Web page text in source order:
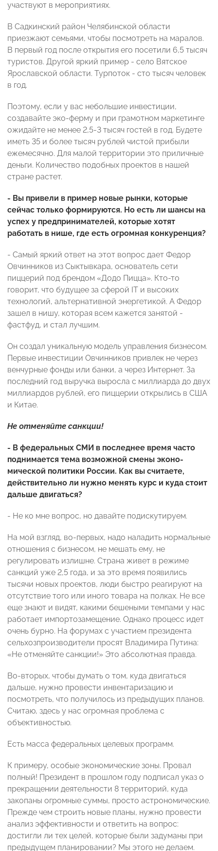
участвуют в мероприятиях.
В Садкинский район Челябинской области
приезжают семьями, чтобы посмотреть на маралов.
В первый год после открытия его посетили 6,5 тысяч
туристов. Другой яркий пример - село Вятское
Ярославской области. Турпоток - сто тысяч человек
в год.
Поэтому, если у вас небольшие инвестиции,
создавайте эко-ферму и при грамотном маркетинге
ожидайте не менее 2,5-3 тысяч гостей в год. Будете
иметь 35 и более тысяч рублей чистой прибыли
ежемесячно. Для малой территории это приличные
деньги. Количество подобных проектов в нашей
стране растет.
- Вы привели в пример новые рынки, которые
сейчас только формируются. Но есть ли шансы на
успех у предпринимателей, которые хотят
работать в нише, где есть огромная конкуренция?
- Самый яркий ответ на этот вопрос дает Федор
Овчинников из Сыктывкара, основатель сети
пиццерий под брендом «Додо Пицца». Кто-то
говорит, что будущее за сферой IT и высоких
технологий, альтернативной энергетикой. А Федор
зашел в нишу, которая всем кажется занятой -
фастфуд, и стал лучшим.
Он создал уникальную модель управления бизнесом.
Первые инвестиции Овчинников привлек не через
венчурные фонды или банки, а через Интернет. За
последний год выручка выросла с миллиарда до двух
миллиардов рублей, его пиццерии открылись в США
и Китае.
Не отменяйте санкции!
- В федеральных СМИ в последнее время часто
поднимается тема возможной смены эконо-
мической политики России. Как вы считаете,
действительно ли нужно менять курс и куда стоит
дальше двигаться?
- Не ко мне вопрос, но давайте подискутируем.
На мой взгляд, во-первых, надо наладить нормальные
отношения с бизнесом, не мешать ему, не
регулировать излишне. Страна живет в режиме
санкций уже 2,5 года, и за это время появились
тысячи новых проектов, люди быстро реагируют на
отсутствие того или иного товара на полках. Не все
еще знают и видят, какими бешеными темпами у нас
работает импортозамещение. Однако процесс идет
очень бурно. На форумах с участием президента
сельхозпроизводители просят Владимира Путина:
«Не отменяйте санкции!» Это абсолютная правда.
Во-вторых, чтобы думать о том, куда двигаться
дальше, нужно провести инвентаризацию и
посмотреть, что получилось из предыдущих планов.
Считаю, здесь у нас огромная проблема с
объективностью.
Есть масса федеральных целевых программ.
К примеру, особые экономические зоны. Провал
полный! Президент в прошлом году подписал указ о
прекращении деятельности 8 территорий, куда
закопаны огромные суммы, просто астрономические.
Прежде чем строить новые планы, нужно провести
анализ эффективности и ответить на вопрос:
достигли ли тех целей, которые были задуманы при
предыдущем планировании? Мы этого не делаем.